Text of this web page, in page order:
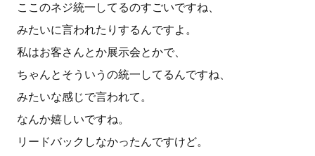
ここのネジ統一してるのすごいですね、
みたいに言われたりするんですよ。
私はお客さんとか展示会とかで、
ちゃんとそういうの統一してるんですね、
みたいな感じで言われて。
なんか嬉しいですね。
リードバックしなかったんですけど。